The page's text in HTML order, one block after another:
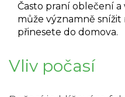
Často praní oblečení
může významně
přinesete do domova.
Vliv počasí